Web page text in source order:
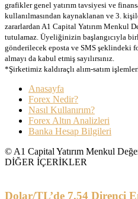
grafikler genel yatırım tavsiyesi ve
kullanılmasından kaynaklanan ve 3.
zararlardan A1 Capital Yatırım Menkul
tutulamaz. Üyeliğinizin başlangıcıyla
gönderilecek eposta ve SMS şeklindeki
almayı da kabul etmiş sayılırsınız.
*Şirketimiz kaldıraçlı alım-satım
Anasayfa
Forex Nedir?
Nasıl Kullanırım?
Forex Altın Analizleri
Banka Hesap Bilgileri
© A1 Capital Yatırım Menkul
DİĞER İÇERİKLER
Dolar/TL’de 7.54 Direnci